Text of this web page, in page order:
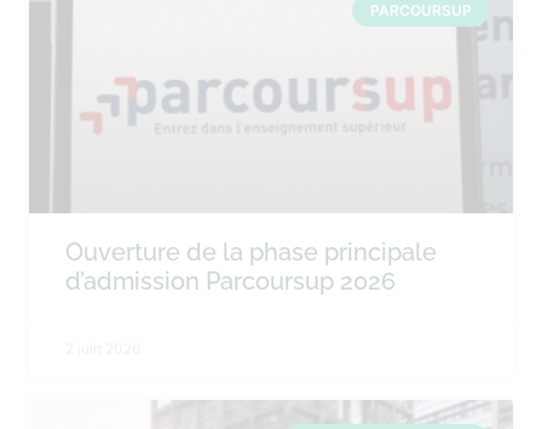
PARCOURSUP
Ouverture de la phase principale
d’admission Parcoursup 2026